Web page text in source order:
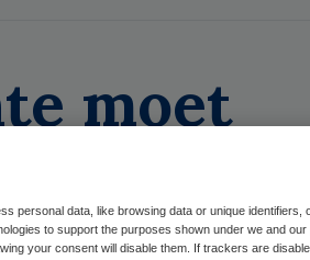
moet
pgb
personal data, like browsing data or unique identifiers,
to support the purposes shown under we and
your consent will disable them. If trackers are